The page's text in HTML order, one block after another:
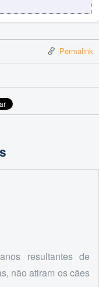
Permalink
resultantes de
não atiram os cães